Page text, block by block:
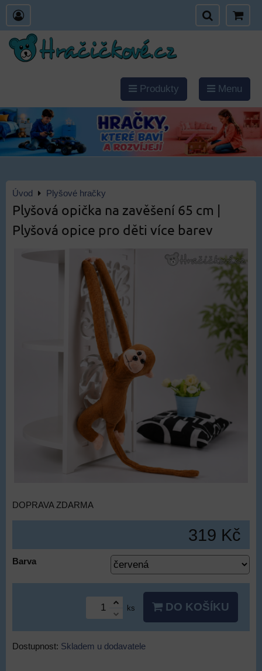
Produkty Menu
Úvod Plyšové hračky
Plyšová opička na zavěšení 65 cm |
Plyšová opice pro děti více barev
DOPRAVA ZDARMA
319 Kč
Barva
ks DO KOŠÍKU
Dostupnost: Skladem u dodavatele